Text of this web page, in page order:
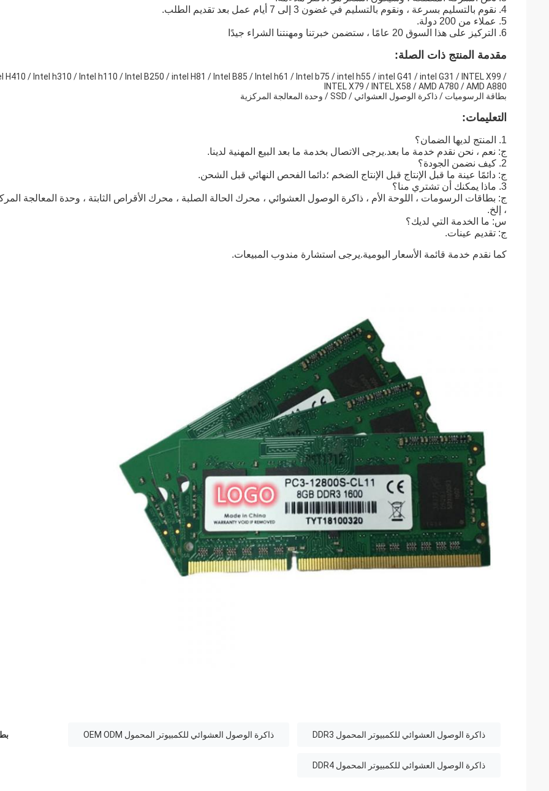
4. نقوم بالتسليم بسرعة ، ونقوم بالتسليم في غضون 3 إلى 7 أيام عمل بعد تقديم الطلب.
5. عملاء من 200 دولة.
6. التركيز على هذا السوق 20 عامًا ، ستضمن خبرتنا ومهنتنا الشراء جيدًا
مقدمة المنتج ذات الصلة:
H410 / Intel h310 / Intel h110 / Intel B250 / intel H81 / Intel B85 / Intel h61 / Intel b75 / intel h55 / intel G41 / intel G31 / INTEL X99 /
INTEL X79 / INTEL X58 / AMD A780 / AMD A880
بطاقة الرسوميات / ذاكرة الوصول العشوائي / SSD / وحدة المعالجة المركزية
التعليمات:
1. المنتج لديها الضمان؟
ج: نعم ، نحن نقدم خدمة ما بعد.يرجى الاتصال بخدمة ما بعد البيع المهنية لدينا.
2. كيف نضمن الجودة؟
ج: دائمًا عينة ما قبل الإنتاج قبل الإنتاج الضخم ؛دائما الفحص النهائي قبل الشحن.
3. ماذا يمكنك أن تشتري منا؟
ج: بطاقات الرسومات ، اللوحة الأم ، ذاكرة الوصول العشوائي ، محرك الحالة الصلبة ، محرك الأقراص الثابتة ، وحدة المعالجة
، إلخ.
س: ما الخدمة التي لديك؟
ج: تقديم عينات.
كما نقدم خدمة قائمة الأسعار اليومية.يرجى استشارة مندوب المبيعات.
ذاكرة الوصول العشوائي للكمبيوتر المحمول DDR3 ذاكرة الوصول العشوائي للكمبيوتر المحمول OEM ODM
ذاكرة الوصول العشوائي للكمبيوتر المحمول DDR4